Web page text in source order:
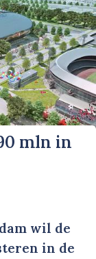
mln in
wil de
in de